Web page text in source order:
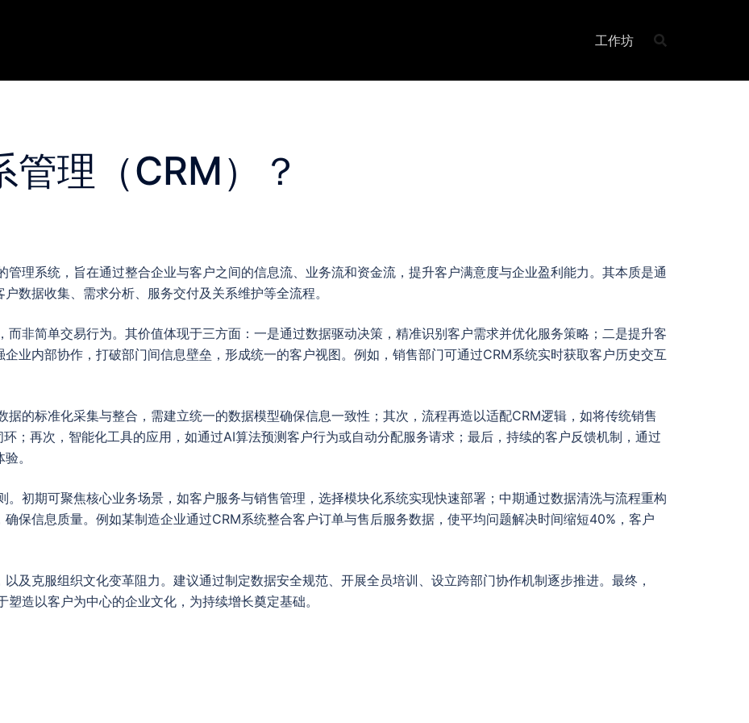
工作坊
理（CRM）？
理系统，旨在通过整合企业与客户之间的信息流、业务流和资金流，提升客户满意度与企业盈利能力。其本质是通
数据收集、需求分析、服务交付及关系维护等全流程。
而非简单交易行为。其价值体现于三方面：一是通过数据驱动决策，精准识别客户需求并优化服务策略；二是提升客
业内部协作，打破部门间信息壁垒，形成统一的客户视图。例如，销售部门可通过CRM系统实时获取客户历史交互
据的标准化采集与整合，需建立统一的数据模型确保信息一致性；其次，流程再造以适配CRM逻辑，如将传统销售
；再次，智能化工具的应用，如通过AI算法预测客户行为或自动分配服务请求；最后，持续的客户反馈机制，通过
。
初期可聚焦核心业务场景，如客户服务与销售管理，选择模块化系统实现快速部署；中期通过数据清洗与流程重构
保信息质量。例如某制造企业通过CRM系统整合客户订单与售后服务数据，使平均问题解决时间缩短40%，客户
及克服组织文化变革阻力。建议通过制定数据安全规范、开展全员培训、设立跨部门协作机制逐步推进。最终，
造以客户为中心的企业文化，为持续增长奠定基础。